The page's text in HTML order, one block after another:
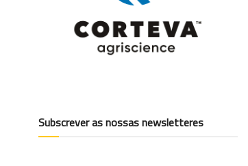
Subscrever as nossas newsletteres